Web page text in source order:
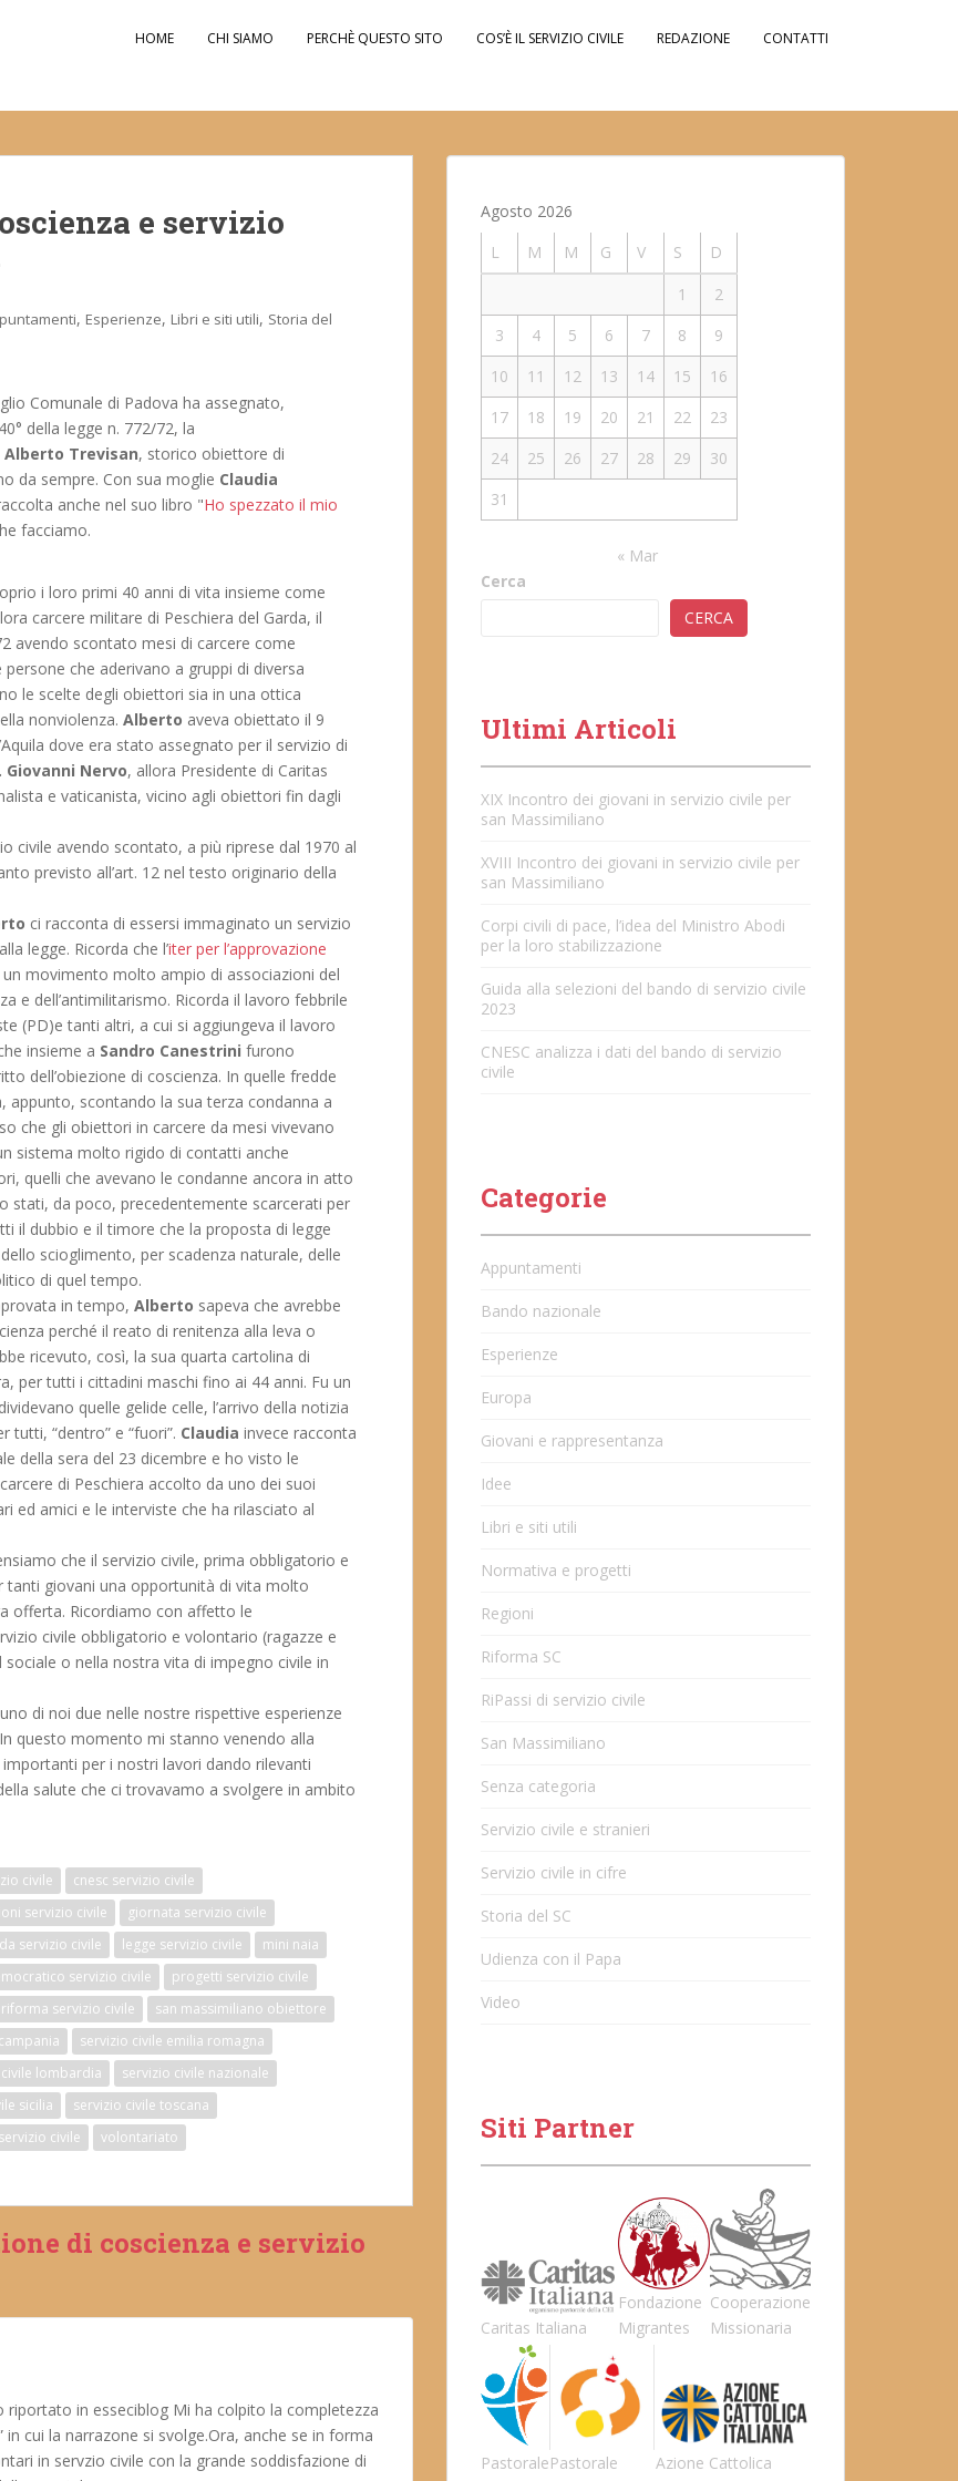
HOME CHI SIAMO PERCHÈ QUESTO SITO COS’È IL SERVIZIO CIVILE REDAZIONE CONTATTI
e servizio
, Esperienze, Libri e siti utili, Storia del
Comunale di Padova ha assegnato,
della legge n. 772/72, la
Alberto Trevisan, storico obiettore di
da sempre. Con sua moglie Claudia
anche nel suo libro "Ho spezzato il mio
facciamo.
i loro primi 40 anni di vita insieme come
carcere militare di Peschiera del Garda, il
avendo scontato mesi di carcere come
che aderivano a gruppi di diversa
le scelte degli obiettori sia in una ottica
nonviolenza. Alberto aveva obiettato il 9
dove era stato assegnato per il servizio di
Giovanni Nervo, allora Presidente di Caritas
e vaticanista, vicino agli obiettori fin dagli
civile avendo scontato, a più riprese dal 1970 al
previsto all’art. 12 nel testo originario della
ci racconta di essersi immaginato un servizio
legge. Ricorda che l’iter per l’approvazione
movimento molto ampio di associazioni del
e dell’antimilitarismo. Ricorda il lavoro febbrile
(PD)e tanti altri, a cui si aggiungeva il lavoro
insieme a Sandro Canestrini furono
dell’obiezione di coscienza. In quelle fredde
appunto, scontando la sua terza condanna a
che gli obiettori in carcere da mesi vivevano
sistema molto rigido di contatti anche
quelli che avevano le condanne ancora in atto
stati, da poco, precedentemente scarcerati per
il dubbio e il timore che la proposta di legge
scioglimento, per scadenza naturale, delle
di quel tempo.
in tempo, Alberto sapeva che avrebbe
perché il reato di renitenza alla leva o
ricevuto, così, la sua quarta cartolina di
per tutti i cittadini maschi fino ai 44 anni. Fu un
quelle gelide celle, l’arrivo della notizia
tutti, “dentro” e “fuori”. Claudia invece racconta
della sera del 23 dicembre e ho visto le
di Peschiera accolto da uno dei suoi
ed amici e le interviste che ha rilasciato al
che il servizio civile, prima obbligatorio e
giovani una opportunità di vita molto
offerta. Ricordiamo con affetto le
civile obbligatorio e volontario (ragazze e
o nella nostra vita di impegno civile in
di noi due nelle nostre rispettive esperienze
questo momento mi stanno venendo alla
per i nostri lavori dando rilevanti
salute che ci trovavamo a svolgere in ambito
civile
cnesc servizio civile
servizio civile
giornata servizio civile
servizio civile legge servizio civile
mini naia
servizio civile
progetti servizio civile
riforma servizio civile
san massimiliano obiettore
servizio civile emilia romagna
lombardia
servizio civile nazionale
sicilia
servizio civile toscana
civile volontariato
di coscienza e servizio
in esseciblog Mi ha colpito la completezza
cui la narrazone si svolge.Ora, anche se in forma
in servzio civile con la grande soddisfazione di
Agosto 2026
L
M M G V S
D
1
2
3
4 5 6 7 8
9
10
11 12 13 14 15
16
17
18 19 20 21 22
23
24
25 26 27 28 29
30
31
« Mar
Cerca
CERCA
Ultimi Articoli
XIX Incontro dei giovani in servizio civile per
san Massimiliano
XVIII Incontro dei giovani in servizio civile per
san Massimiliano
Corpi civili di pace, l’idea del Ministro Abodi
per la loro stabilizzazione
Guida alla selezioni del bando di servizio civile
2023
CNESC analizza i dati del bando di servizio
civile
Categorie
Appuntamenti
Bando nazionale
Esperienze
Europa
Giovani e rappresentanza
Idee
Libri e siti utili
Normativa e progetti
Regioni
Riforma SC
RiPassi di servizio civile
San Massimiliano
Senza categoria
Servizio civile e stranieri
Servizio civile in cifre
Storia del SC
Udienza con il Papa
Video
Siti Partner
Caritas Italiana
Fondazione
Migrantes
Cooperazione
Missionaria
PastoralePastorale
Azione Cattolica